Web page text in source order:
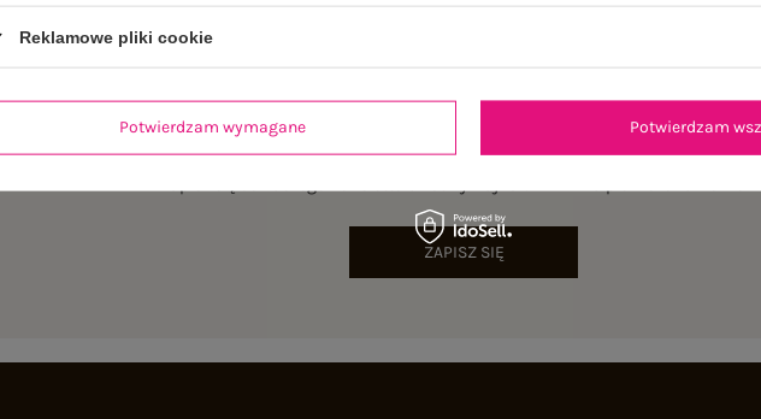
ZAPISZ SIĘ
Reklamowe pliki cookie
Potwierdzam wymagane Potwierdzam